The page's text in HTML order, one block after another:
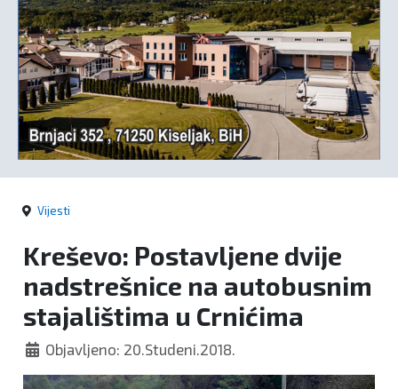
Kultura
Crna
kronika
Politika
Vijesti
Kreševo: Postavljene dvije
nadstrešnice na autobusnim
stajalištima u Crnićima
Objavljeno: 20.Studeni.2018.